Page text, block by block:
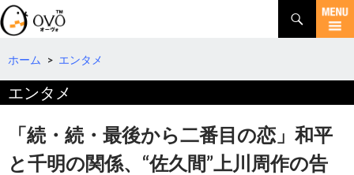
検
索
コ
テ
へ
ホーム > エンタメ
エンタメ
「続・続・最後から二番目の恋」和平
と千明の関係、“佐久間”上川周作の告